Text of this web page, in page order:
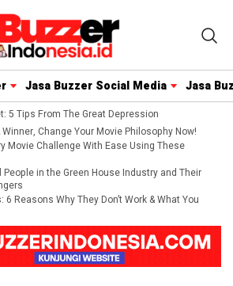
Jasa Buzzer Social Media Jasa
5 Tips From The Great Depression
Change Your Movie Philosophy Now!
Movie Challenge With Ease Using These
in the Green House Industry and Their
Reasons Why They Don’t Work & What You